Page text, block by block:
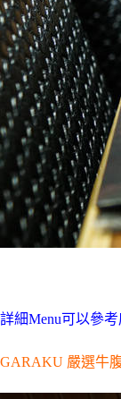
詳細Menu可以參
GARAKU 嚴選牛